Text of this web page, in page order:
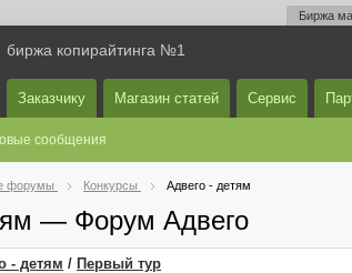
Биржа
биржа копирайтинга №1
Заказчику Магазин статей Сервис
сообщения
форумы Конкурсы Адвего - детям
— Форум Адвего
- детям / Первый тур